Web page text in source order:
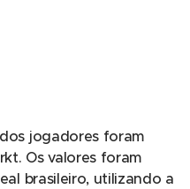
jogadores foram
Os valores foram
brasileiro, utilizando a